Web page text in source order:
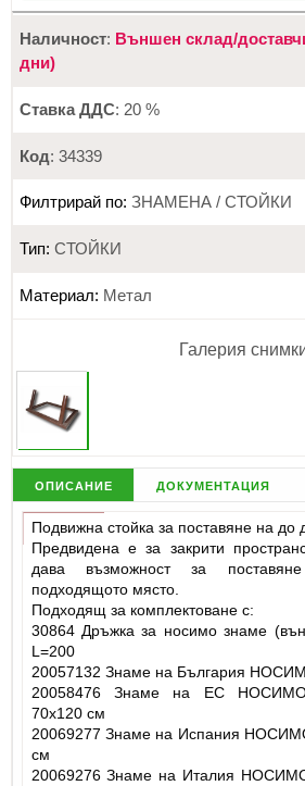
Наличност: Външен склад/
дни)
Ставка ДДС: 20 %
Код: 34339
Филтрирай по: ЗНАМЕНА / СТОЙКИ
Тип: СТОЙКИ
Материал: Метал
Галерия
описание документация
Подвижна стойка за поставяне на до
Предвидена е за закрити
дава възможност за
подходящото място.
Подходящ за комплектоване с:
30864 Дръжка за носимо знаме
L=200
20057132 Знаме на България
20058476 Знаме на ЕС НОСИМО
70х120 см
20069277 Знаме на Испания
см
20069276 Знаме на Италия